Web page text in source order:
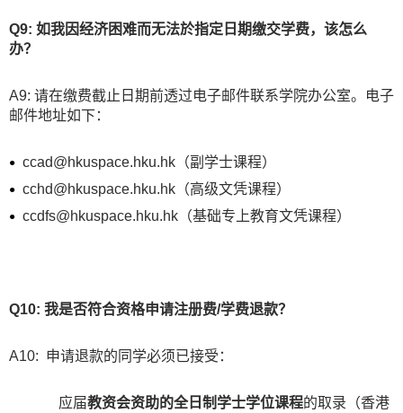
Q9: 如我因经济困难而无法於指定日期缴交学费，该怎么
办？
A9: 请在缴费截止日期前透过电子邮件联系学院办公室。电子
邮件地址如下：
ccad@hkuspace.hku.hk（副学士课程）
cchd@hkuspace.hku.hk（高级文凭课程）
ccdfs@hkuspace.hku.hk（基础专上教育文凭课程）
Q10: 我是否符合资格申请注册费/学费退款？
A10: 申请退款的同学必须已接受：
应届教资会资助的全日制学士学位课程的取录（香港